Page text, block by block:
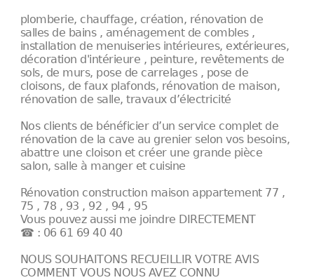
plomberie, chauffage, création, rénovation de
salles de bains , aménagement de combles ,
installation de menuiseries intérieures, extérieures,
décoration d'intérieure , peinture, revêtements de
sols, de murs, pose de carrelages , pose de
cloisons, de faux plafonds, rénovation de maison,
rénovation de salle, travaux d’électricité
Nos clients de bénéficier d’un service complet de
rénovation de la cave au grenier selon vos besoins,
abattre une cloison et créer une grande pièce
salon, salle à manger et cuisine
Rénovation construction maison appartement 77 ,
75 , 78 , 93 , 92 , 94 , 95
Vous pouvez aussi me joindre DIRECTEMENT
☎ : 06 61 69 40 40
NOUS SOUHAITONS RECUEILLIR VOTRE AVIS
COMMENT VOUS NOUS AVEZ CONNU